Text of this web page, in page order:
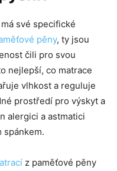
své specifické
pěny, ty jsou
čili pro svou
nejlepší, co matrace
vlhkost a reguluje
prostředí pro výskyt a
alergici a astmatici
spánkem.
z paměťové pěny